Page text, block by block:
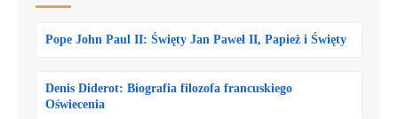
Pope John Paul II: Święty Jan Paweł II, Papież i Święty
Denis Diderot: Biografia filozofa francuskiego
Oświecenia